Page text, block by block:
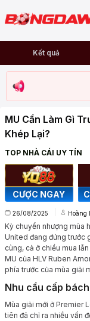
Kết quả
MU Cần Làm Gì
Khép Lại?
TOP NHÀ CÁI UY TÍN
CƯỢC NGAY
26/08/2025 Hoàng
Kỳ chuyển nhượng mùa
United đang đứng trước
cùng, cả ở chiều mua
MU của HLV Ruben
phía trước của mùa giải
Nhu cầu cấp
Mùa giải mới ở Premier
tiên đã chỉ ra nhiều vấn